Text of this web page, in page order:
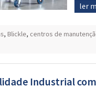
ler
, Blickle, centros de
Industrial